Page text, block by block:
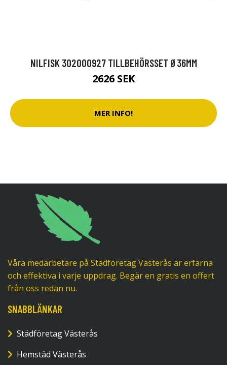
NILFISK 302000927 TILLBEHÖRSSET Ø36MM
2626 SEK
MER INFO!
Våra medarbetare på Städföretag Västerås är erfarna
och effektiva i varje uppdrag. Begär en gratis en offert
från oss redan nu.
SNABBLÄNKAR
Städföretag Västerås
Hemstäd Västerås